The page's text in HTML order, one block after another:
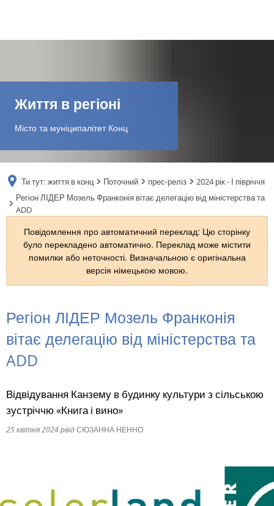
FR
TR
UK
Життя в регіоні
Місто та муніципалітет Конц
Ти тут: життя в конц Поточний прес-реліз
2024 рік - І півріччя
Регіон ЛІДЕР Мозель Франконія вітає делегацію від міністерства та
ADD
Повідомлення про автоматичний переклад: Цю сторінку
було перекладено автоматично. Переклад може містити
помилки або неточності. Визначальною є оригінальна
версія німецькою мовою.
Регіон ЛІДЕР Мозель Франконія
вітає делегацію від міністерства та
ADD
Відвідування Канзему в будинку культури з сільською
зустріччю «Книга і вино»
25 квітня 2024 рвідСЮЗАННА НЕННО